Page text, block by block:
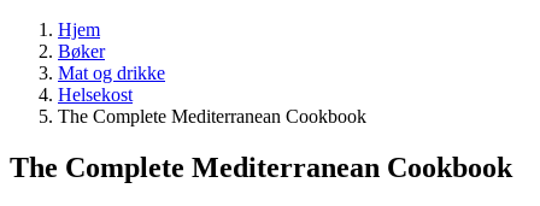
Hjem
Bøker
Mat og drikke
Helsekost
The Complete Mediterranean Cookbook
The Complete Mediterranean Cookbook